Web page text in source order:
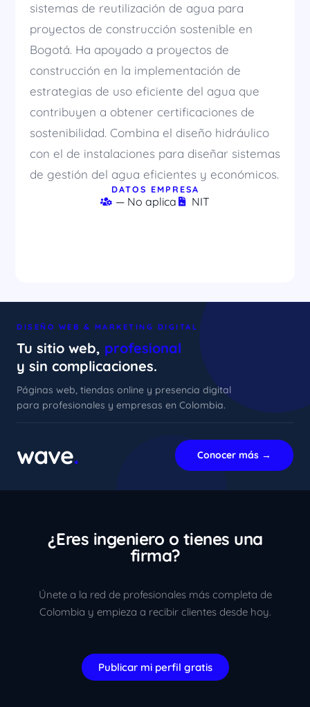
sistemas de reutilización de agua para
proyectos de construcción sostenible en
Bogotá. Ha apoyado a proyectos de
construcción en la implementación de
estrategias de uso eficiente del agua que
contribuyen a obtener certificaciones de
sostenibilidad. Combina el diseño hidráulico
con el de instalaciones para diseñar sistemas
de gestión del agua eficientes y económicos.
DATOS EMPRESA
— No aplica NIT
DISEÑO WEB & MARKETING DIGITAL
Tu sitio web, profesional
y sin complicaciones.
Páginas web, tiendas online y presencia digital
para profesionales y empresas en Colombia.
wave. Conocer más →
¿Eres ingeniero o tienes una
firma?
Únete a la red de profesionales más completa de
Colombia y empieza a recibir clientes desde hoy.
Publicar mi perfil gratis
xImenA